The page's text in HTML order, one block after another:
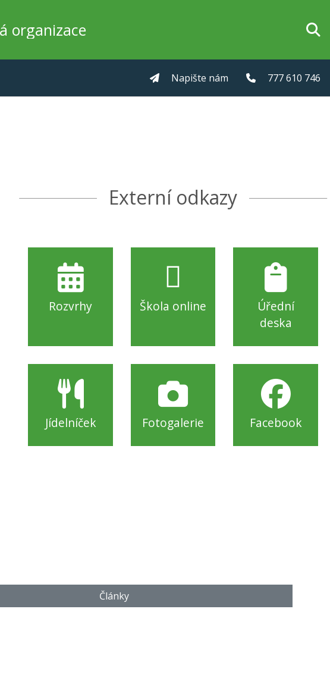
organizace
Napište nám 777 610 746
Externí odkazy
Rozvrhy Škola online
Úřední
deska
Jídelníček Fotogalerie Facebook
Články